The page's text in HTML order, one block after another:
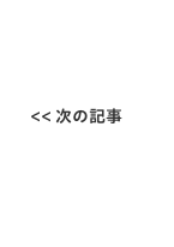
<< 次の記事